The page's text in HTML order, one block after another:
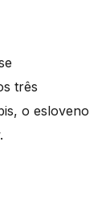
três
o esloveno